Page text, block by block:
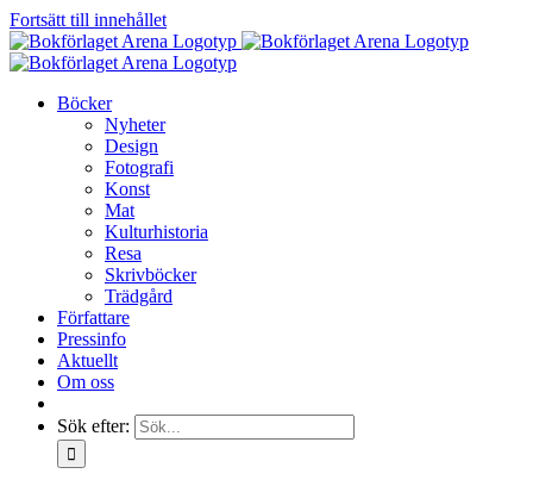
Fortsätt till innehållet
Böcker
Nyheter
Design
Fotografi
Konst
Mat
Kulturhistoria
Resa
Skrivböcker
Trädgård
Författare
Pressinfo
Aktuellt
Om oss
Sök efter: